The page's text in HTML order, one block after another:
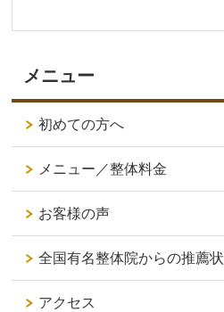
メニュー
初めての方へ
メニュー／整体料金
お客様の声
全国有名整体院からの推薦状
アクセス